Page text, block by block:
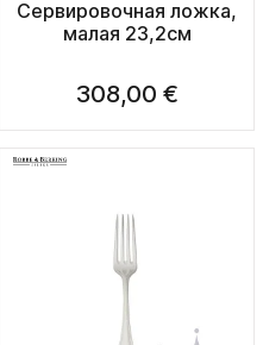
Сервировочная ложка,
малая 23,2см
308,00 €